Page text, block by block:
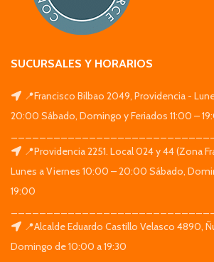
SUCURSALES Y HORARIOS
📍Francisco Bilbao 2049, Providencia -
20:00 Sábado, Domingo y Feriados 11:00 –
📍Providencia 2251. Local 024 y 44 (Zona
Lunes a Viernes 10:00 – 20:00 Sábado,
19:00
📍Alcalde Eduardo Castillo Velasco 4890,
Domingo de 10:00 a 19:30